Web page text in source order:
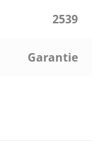
2539
Garantie